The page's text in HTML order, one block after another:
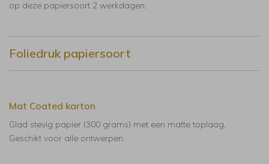
op deze papiersoort 2 werkdagen.
Foliedruk papiersoort
Mat Coated karton
Glad stevig papier (300 grams) met een matte toplaag.
Geschikt voor alle ontwerpen.